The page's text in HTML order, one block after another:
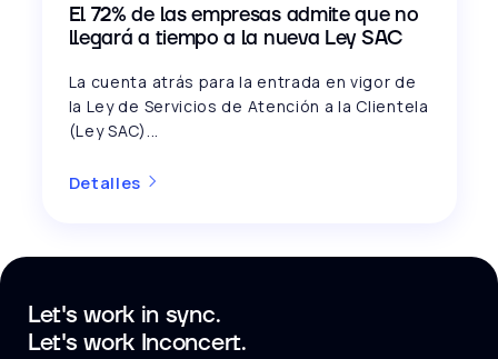
El 72% de las empresas admite que no
llegará a tiempo a la nueva Ley SAC
La cuenta atrás para la entrada en vigor de
la Ley de Servicios de Atención a la Clientela
(Ley SAC)...
Detalles
Let's work in sync.
Let's work Inconcert.